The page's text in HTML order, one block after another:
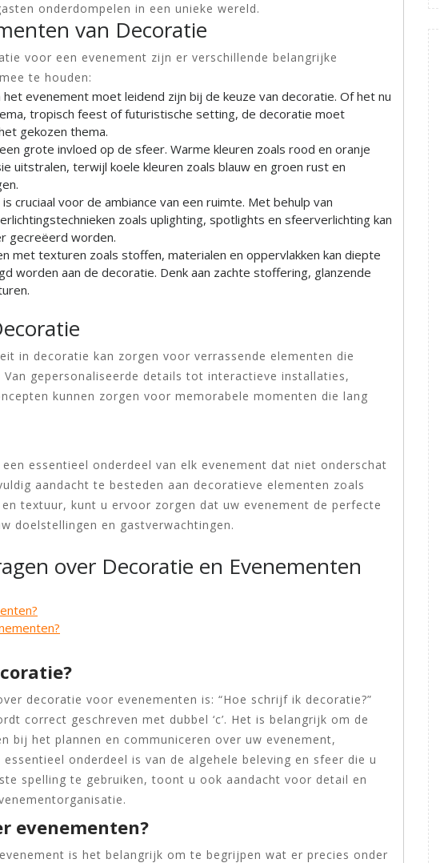
onderdompelen in een unieke wereld.
van Decoratie
voor een evenement zijn er verschillende belangrijke
te houden:
evenement moet leidend zijn bij de keuze van decoratie. Of het nu
tropisch feest of futuristische setting, de decoratie moet
gekozen thema.
grote invloed op de sfeer. Warme kleuren zoals rood en oranje
uitstralen, terwijl koele kleuren zoals blauw en groen rust en
cruciaal voor de ambiance van een ruimte. Met behulp van
zoals uplighting, spotlights en sfeerverlichting kan
gecreëerd worden.
met texturen zoals stoffen, materialen en oppervlakken kan diepte
worden aan de decoratie. Denk aan zachte stoffering, glanzende
in decoratie kan zorgen voor verrassende elementen die
Van gepersonaliseerde details tot interactieve installaties,
kunnen zorgen voor memorabele momenten die lang
essentieel onderdeel van elk evenement dat niet onderschat
aandacht te besteden aan decoratieve elementen zoals
textuur, kunt u ervoor zorgen dat uw evenement de perfecte
doelstellingen en gastverwachtingen.
over Decoratie en Evenementen
decoratie voor evenementen is: “Hoe schrijf ik decoratie?”
correct geschreven met dubbel ‘c’. Het is belangrijk om de
bij het plannen en communiceren over uw evenement,
onderdeel is van de algehele beleving en sfeer die u
spelling te gebruiken, toont u ook aandacht voor detail en
evenementen?
is het belangrijk om te begrijpen wat er precies onder